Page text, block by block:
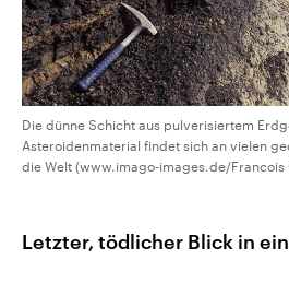
Die dünne Schicht aus pulverisiertem
Asteroidenmaterial findet sich an vielen
die Welt (www.imago-images.de/Francois
Letzter, tödlicher Blick in